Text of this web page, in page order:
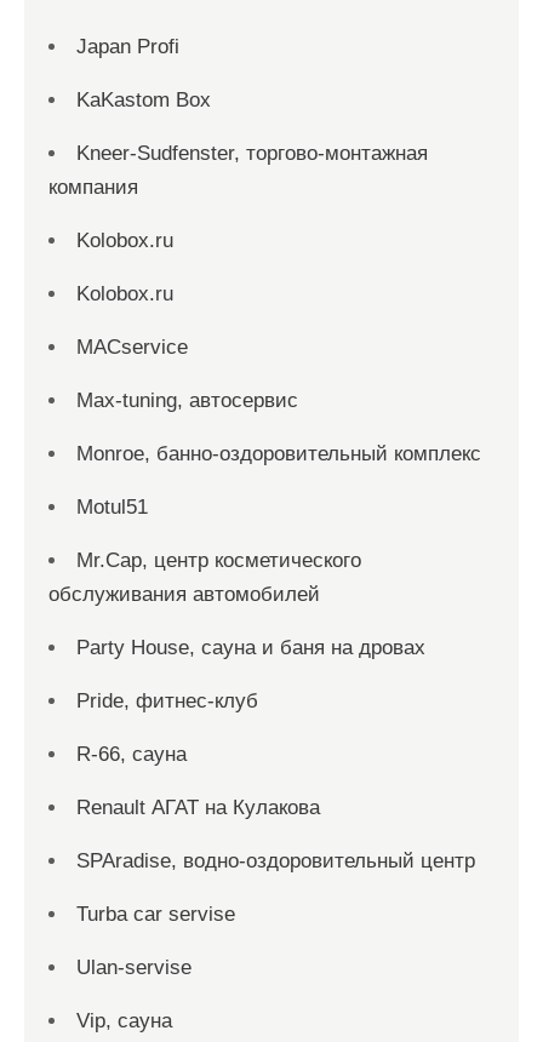
Japan Profi
KaKastom Box
Kneer-Sudfenster, торгово-монтажная
компания
Kolobox.ru
Kolobox.ru
MACservice
Max-tuning, автосервис
Monroe, банно-оздоровительный комплекс
Motul51
Mr.Cap, центр косметического
обслуживания автомобилей
Party House, сауна и баня на дровах
Pride, фитнес-клуб
R-66, сауна
Renault АГАТ на Кулакова
SPAradise, водно-оздоровительный центр
Turba car servise
Ulan-servise
Vip, сауна